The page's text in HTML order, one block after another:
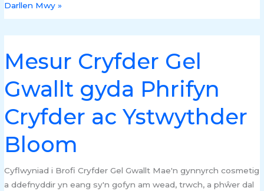
Darllen Mwy »
Mesur Cryfder Gel
Gwallt gyda Phrifyn
Cryfder ac Ystwythder
Bloom
Cyflwyniad i Brofi Cryfder Gel Gwallt Mae'n gynnyrch cosmetig
a ddefnyddir yn eang sy'n gofyn am wead, trwch, a phŵer dal
Mesur
Cryfder
Gel
Gwallt
gyda
Phrifyn
Cryfder
ac
Ystwythder
Bloom